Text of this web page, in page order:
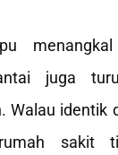
juga
Walau identik
sakit